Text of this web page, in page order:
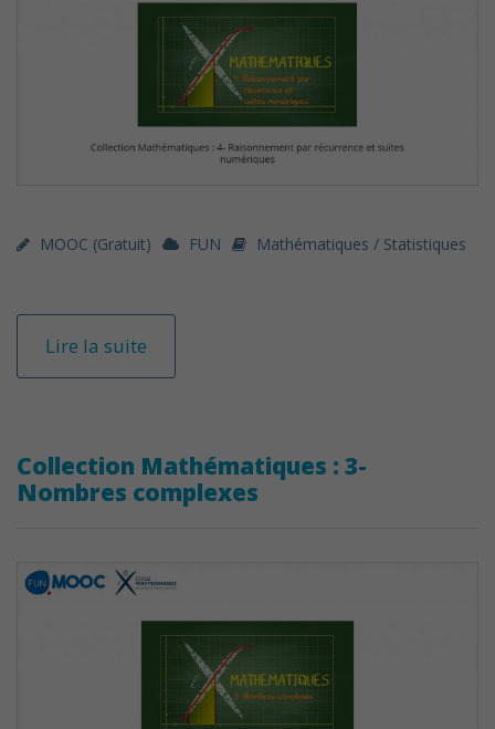
MOOC (gratuit) FUN Mathématiques / Statistiques
Lire la suite
Collection Mathématiques : 3-
Nombres complexes